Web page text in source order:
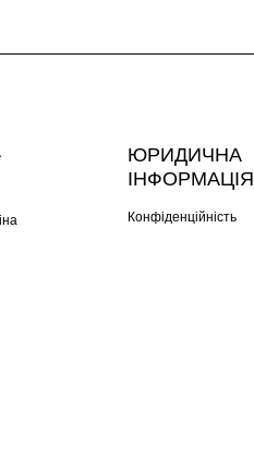
ЮРИДИЧНА
ІНФОРМАЦІЯ
Конфіденційність